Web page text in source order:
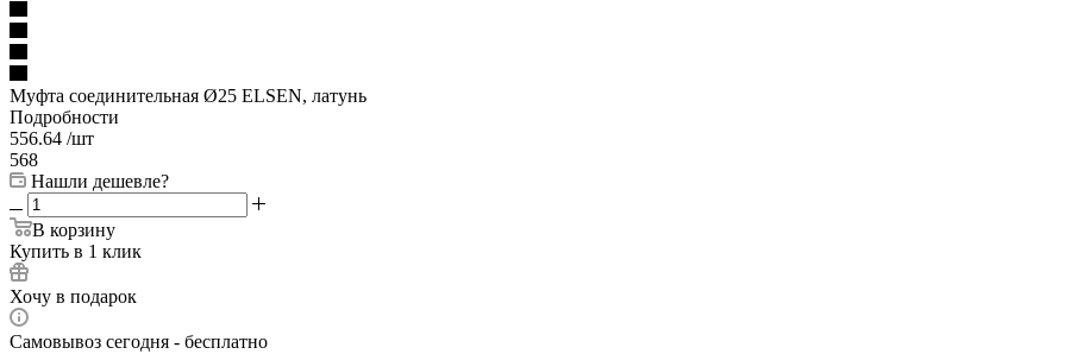
Муфта соединительная Ø25 ELSEN, латунь
Подробности
556.64 /шт
568
Нашли дешевле?
В корзину
Купить в 1 клик
Хочу в подарок
Самовывоз сегодня - бесплатно